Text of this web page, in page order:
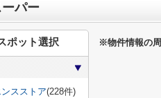
パー
※物件情報の
ポット選択
スストア(228件)